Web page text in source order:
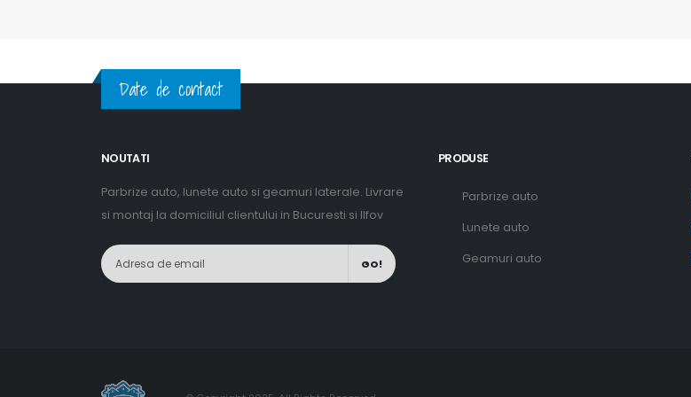
Date de contact
NOUTATI
Parbrize auto, lunete auto si geamuri laterale. Livrare
si montaj la domiciliul clientului in Bucuresti si Ilfov
GO!
PRODUSE
Parbrize auto
Lunete auto
Geamuri auto